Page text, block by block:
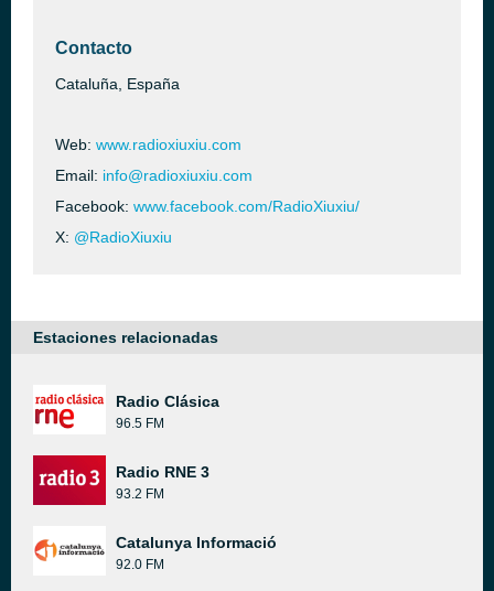
Contacto
Cataluña, España
Web: www.radioxiuxiu.com
Email: info@radioxiuxiu.com
Facebook: www.facebook.com/RadioXiuxiu/
X: @RadioXiuxiu
Estaciones relacionadas
Radio Clásica
96.5 FM
Radio RNE 3
93.2 FM
Catalunya Informació
92.0 FM